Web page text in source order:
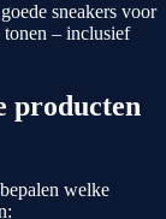
sneakers voor
tonen – inclusief
producten
welke